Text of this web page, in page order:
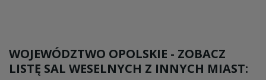
WOJEWÓDZTWO OPOLSKIE - ZOBACZ
LISTĘ SAL WESELNYCH Z INNYCH MIAST: